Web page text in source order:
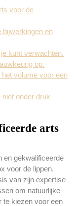
voor de
bijwerkingen en
kunt verwachten.
op.
volume voor een
onder druk
arts
en gekwalificeerde
voor de lippen.
van zijn expertise
om natuurlijke
te kiezen voor een